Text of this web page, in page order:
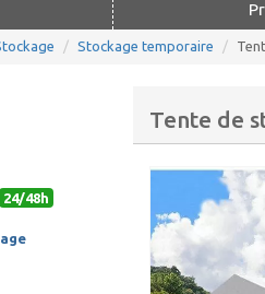
Stockage temporaire
24/48h
Tente de